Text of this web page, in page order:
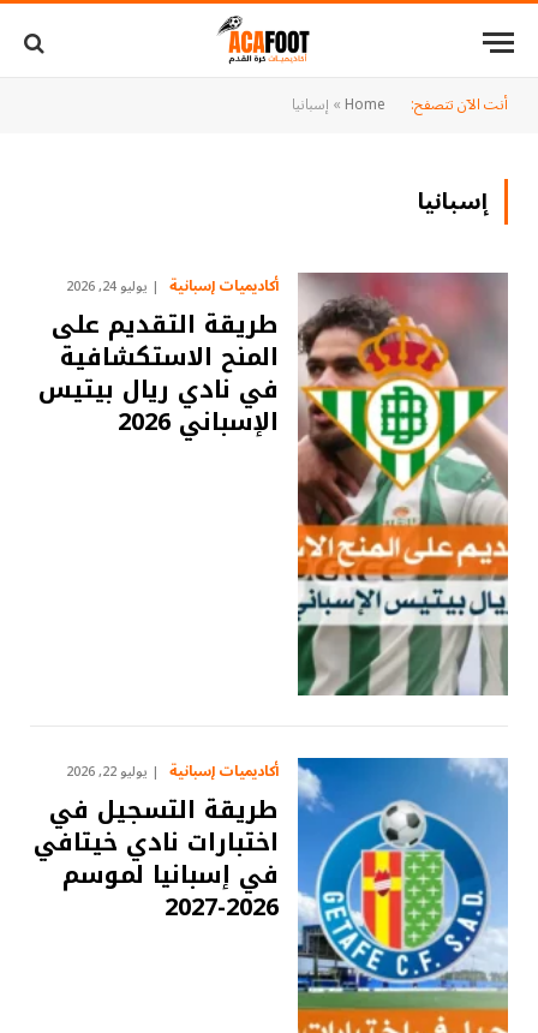
أنت الآن تتصفح: Home
» إسبانيا
إسبانيا
أكاديميات إسبانية يوليو 24, 2026
طريقة التقديم على
المنح الاستكشافية
في نادي ريال بيتيس
الإسباني 2026
أكاديميات إسبانية يوليو 22, 2026
طريقة التسجيل في
اختبارات نادي خيتافي
في إسبانيا لموسم
2026-2027